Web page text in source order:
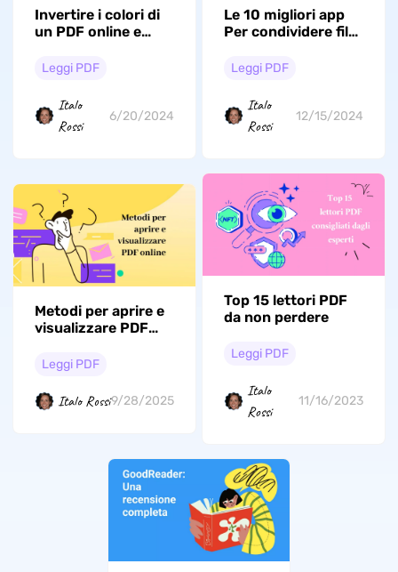
Invertire i colori di
un PDF online e
Leggi PDF
Italo
Rossi
6/20/2024
Le 10 migliori app
Per condividere file
con AI
Leggi PDF
Italo
Rossi
12/15/2024
Metodi per aprire e
visualizzare PDF
Leggi PDF
Italo Rossi9/28/2025
Top 15 lettori PDF
da non perdere
Leggi PDF
Italo
Rossi
11/16/2023